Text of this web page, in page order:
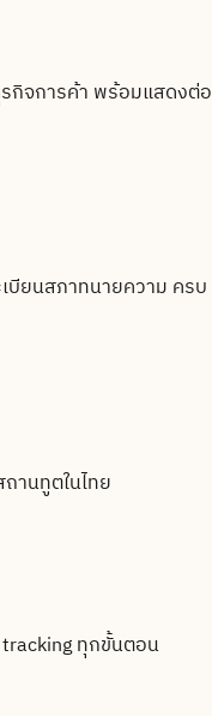
จการค้า พร้อมแสดงต่อ
บียนสภาทนายความ ครบ
านทูตในไทย
tracking ทุกขั้นตอน